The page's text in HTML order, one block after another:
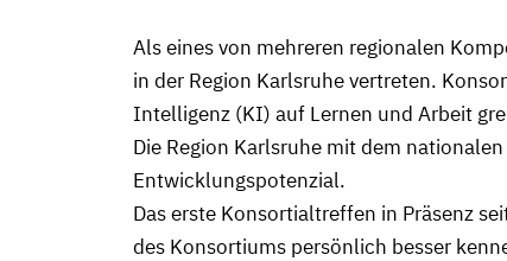
Als eines von mehreren regionalen
in der Region Karlsruhe vertreten.
Intelligenz (KI) auf Lernen und Arbeit
Die Region Karlsruhe mit dem
Entwicklungspotenzial.
Das erste Konsortialtreffen in Präsenz
des Konsortiums persönlich besser